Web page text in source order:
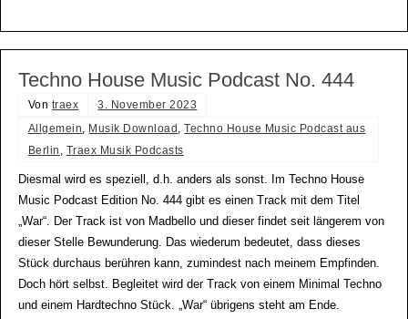
Techno House Music Podcast No. 444
Von traex
3. November 2023
Allgemein, Musik Download ,Techno House Music Podcast aus
Berlin , Traex Musik Podcasts
Diesmal wird es speziell, d.h. anders als sonst. Im Techno House
Music Podcast Edition No. 444 gibt es einen Track mit dem Titel
„War“. Der Track ist von Madbello und dieser findet seit längerem von
dieser Stelle Bewunderung. Das wiederum bedeutet, dass dieses
Stück durchaus berühren kann, zumindest nach meinem Empfinden.
Doch hört selbst. Begleitet wird der Track von einem Minimal Techno
und einem Hardtechno Stück. „War“ übrigens steht am Ende.